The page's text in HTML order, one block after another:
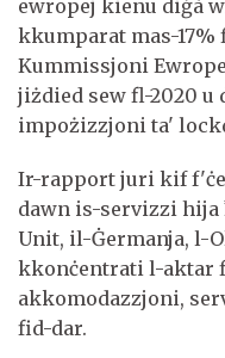
ewropej kienu diġà
kkumparat mas-17%
Kummissjoni
jiżdied sew fl-2020 u
impożizzjoni ta'
Ir-rapport juri kif
dawn is-servizzi hija
Unit, il-Ġermanja, l-
kkonċentrati l-aktar
akkomodazzjoni,
fid-dar.